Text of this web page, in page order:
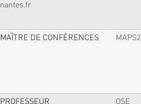
nantes.fr
MAÎTRE DE CONFÉRENCES MAPS2
PROFESSEUR
OSE